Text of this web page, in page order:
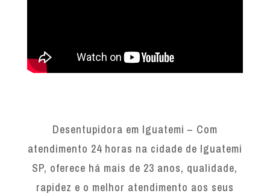
Desentupidora em Iguatemi – Com
atendimento 24 horas na cidade de Iguatemi
SP, oferece há mais de 23 anos, qualidade,
rapidez e o melhor atendimento aos seus